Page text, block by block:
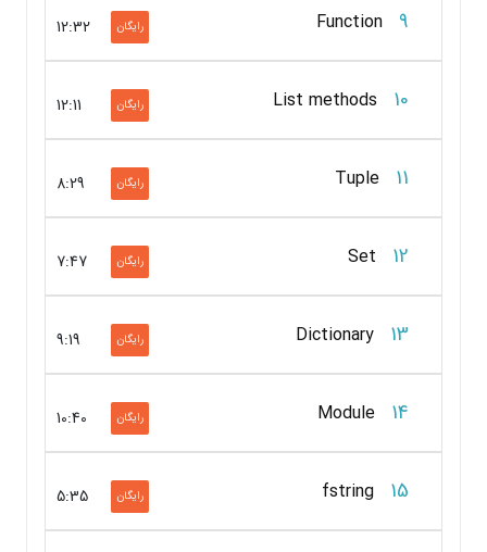
9
Function
12:32 رایگان
10
List methods
12:11 رایگان
11
Tuple
8:29 رایگان
12
Set
7:47 رایگان
13
Dictionary
9:19 رایگان
14
Module
10:40 رایگان
15
fstring
5:35 رایگان